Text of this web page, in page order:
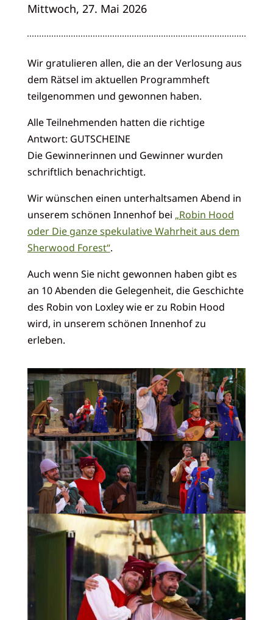
Mittwoch, 27. Mai 2026
Wir gratulieren allen, die an der Verlosung aus
dem Rätsel im aktuellen Programmheft
teilgenommen und gewonnen haben.
Alle Teilnehmenden hatten die richtige
Antwort: GUTSCHEINE
Die Gewinnerinnen und Gewinner wurden
schriftlich benachrichtigt.
Wir wünschen einen unterhaltsamen Abend in
unserem schönen Innenhof bei „Robin Hood
oder Die ganze spekulative Wahrheit aus dem
Sherwood Forest“.
Auch wenn Sie nicht gewonnen haben gibt es
an 10 Abenden die Gelegenheit, die Geschichte
des Robin von Loxley wie er zu Robin Hood
wird, in unserem schönen Innenhof zu
erleben.